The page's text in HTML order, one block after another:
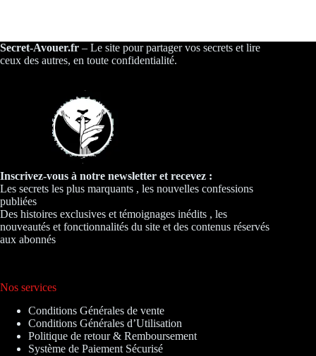
Secret-Avouer.fr – Le site pour partager vos secrets et lire
ceux des autres, en toute confidentialité.
Inscrivez-vous à notre newsletter et recevez :
Les secrets les plus marquants , les nouvelles confessions
publiées
Des histoires exclusives et témoignages inédits , les
nouveautés et fonctionnalités du site et des contenus réservés
aux abonnés
Nos services
Conditions Générales de vente
Conditions Générales d’Utilisation
Politique de retour & Remboursement
Système de Paiement Sécurisé